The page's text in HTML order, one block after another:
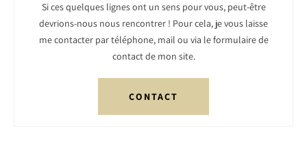
Si ces quelques lignes ont un sens pour vous, peut-être
devrions-nous nous rencontrer ! Pour cela, je vous laisse
me contacter par téléphone, mail ou via le formulaire de
contact de mon site.
CONTACT